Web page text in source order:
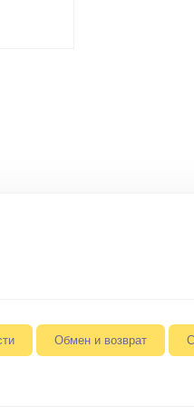
Обмен и возврат